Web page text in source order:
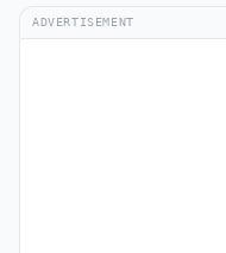
ADVERTISEMENT